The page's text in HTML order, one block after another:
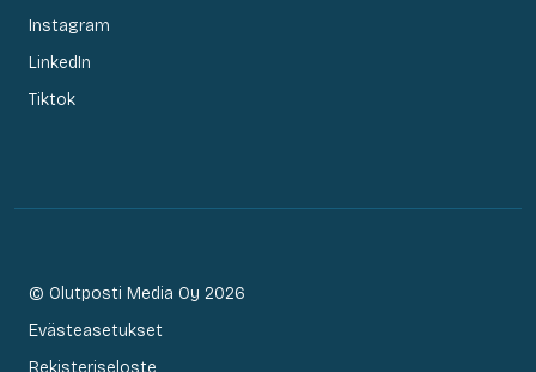
Instagram
LinkedIn
Tiktok
© Olutposti Media Oy 2026
Evästeasetukset
Rekisteriseloste